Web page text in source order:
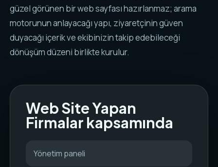
güzel görünen bir web sayfası hazırlanmaz; arama
motorunun anlayacağı yapı, ziyaretçinin güven
duyacağı içerik ve ekibinizin takip edebileceği
dönüşüm düzeni birlikte kurulur.
Web Site Yapan
Firmalar kapsamında
Yönetim paneli